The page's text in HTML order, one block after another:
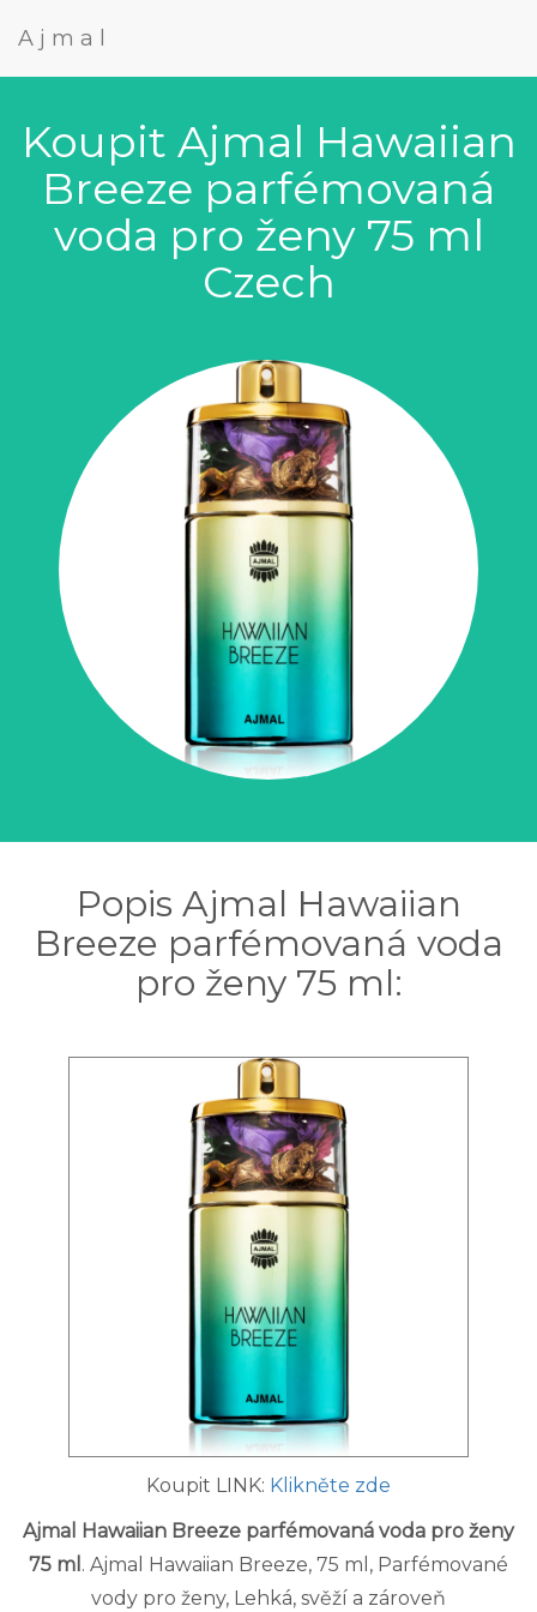
Ajmal
Koupit Ajmal Hawaiian
Breeze parfémovaná
voda pro ženy 75 ml
Czech
Popis Ajmal Hawaiian
Breeze parfémovaná voda
pro ženy 75 ml:
Koupit LINK: Klikněte zde
Ajmal Hawaiian Breeze parfémovaná voda pro ženy
75 ml . Ajmal Hawaiian Breeze, 75 ml, Parfémované
vody pro ženy, Lehká, svěží a zároveň